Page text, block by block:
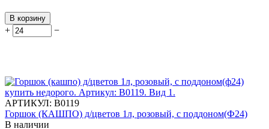
В корзину
+ −
АРТИКУЛ: В0119
Горшок (КАШПО) д/цветов 1л, розовый, с поддоном(Ф24)
В наличии